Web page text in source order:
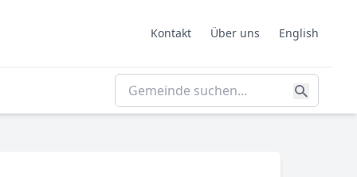
Kontakt Über uns English